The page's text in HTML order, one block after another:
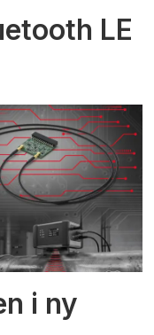
LE
i ny